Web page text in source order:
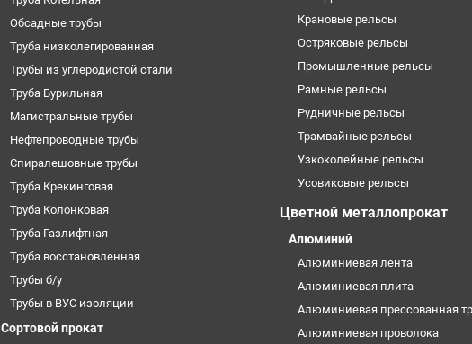
Обсадные трубы
Труба низколегированная
Трубы из углеродистой стали
Труба Бурильная
Магистральные трубы
Нефтепроводные трубы
Спиралешовные трубы
Труба Крекинговая
Труба Колонковая
Труба Газлифтная
Труба восстановленная
Трубы б/у
Трубы в ВУС изоляции
Сортовой прокат
Крановые рельсы
Остряковые рельсы
Промышленные рельсы
Рамные рельсы
Рудничные рельсы
Трамвайные рельсы
Узкоколейные рельсы
Усовиковые рельсы
Цветной металлопрокат
Алюминий
Алюминиевая лента
Алюминиевая плита
Алюминиевая прессованная
Алюминиевая проволока